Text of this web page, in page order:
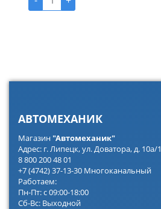
АВТОМЕХАНИК
Магазин"Автомеханик"
Адрес: г. Липецк, ул. Доватора, д. 10а/1
8 800 200 48 01
+7 (4742) 37-13-30 Многоканальный
Работаем:
Пн-Пт: с 09:00-18:00
Сб-Вс: Выходной